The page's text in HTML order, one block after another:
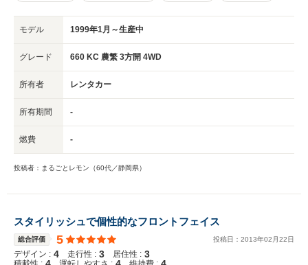
モデル 1999年1月～生産中
グレード 660 KC 農繁 3方開 4WD
所有者 レンタカー
所有期間 -
燃費 -
投稿者：まるごとレモン（60代／静岡県）
スタイリッシュで個性的なフロントフェイス
総合評価 5 投稿日： 2013年02 月22日
デザイン : 4 走行性 : 3 居住性 : 3